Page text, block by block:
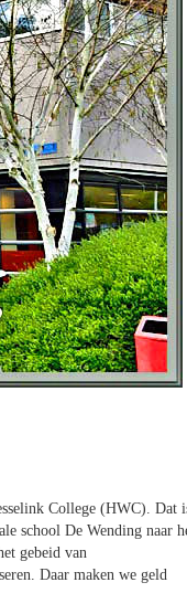
College (HWC). Dat
school De Wending naar
gebeid van
Daar maken we geld